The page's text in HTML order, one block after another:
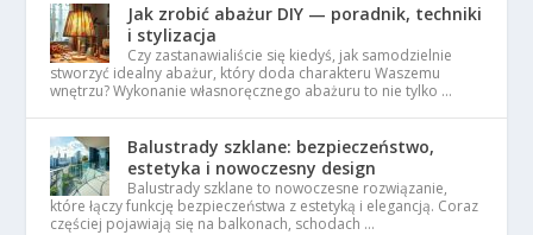
Jak zrobić abażur DIY — poradnik, techniki
i stylizacja
Czy zastanawialiście się kiedyś, jak samodzielnie
stworzyć idealny abażur, który doda charakteru Waszemu
wnętrzu? Wykonanie własnoręcznego abażuru to nie tylko …
Balustrady szklane: bezpieczeństwo,
estetyka i nowoczesny design
Balustrady szklane to nowoczesne rozwiązanie,
które łączy funkcję bezpieczeństwa z estetyką i elegancją. Coraz
częściej pojawiają się na balkonach, schodach …